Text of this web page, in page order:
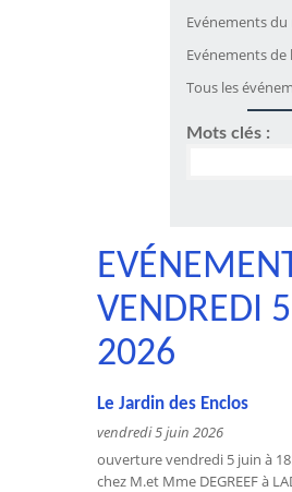
Evénements du
Evénements de
Tous les
Mots clés :
VENDREDI
2026
Le Jardin des Enclos
vendredi 5 juin 2026
ouverture vendredi 5 juin à
chez M.et Mme DEGREEF à